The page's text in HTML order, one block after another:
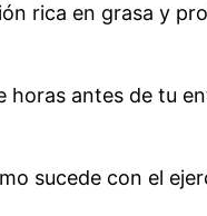
rica en grasa y
horas antes de tu
sucede con el